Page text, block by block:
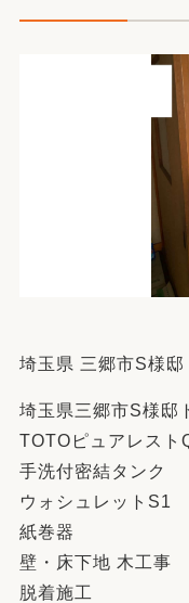
埼玉県 三郷市S様
埼玉県三郷市S様邸
TOTOピュアレスト
手洗付密結タンク
ウォシュレットS1
紙巻器
壁・床下地 木工事
脱着施工